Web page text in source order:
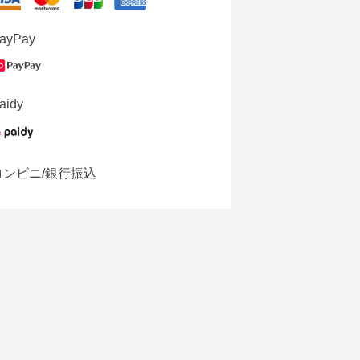
ンビニ/銀行振込